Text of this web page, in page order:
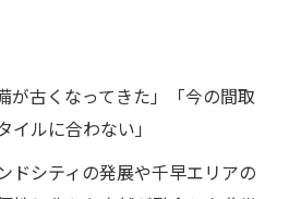
が古くなってきた」「今の間取
イルに合わない」
ドシティの発展や千早エリアの